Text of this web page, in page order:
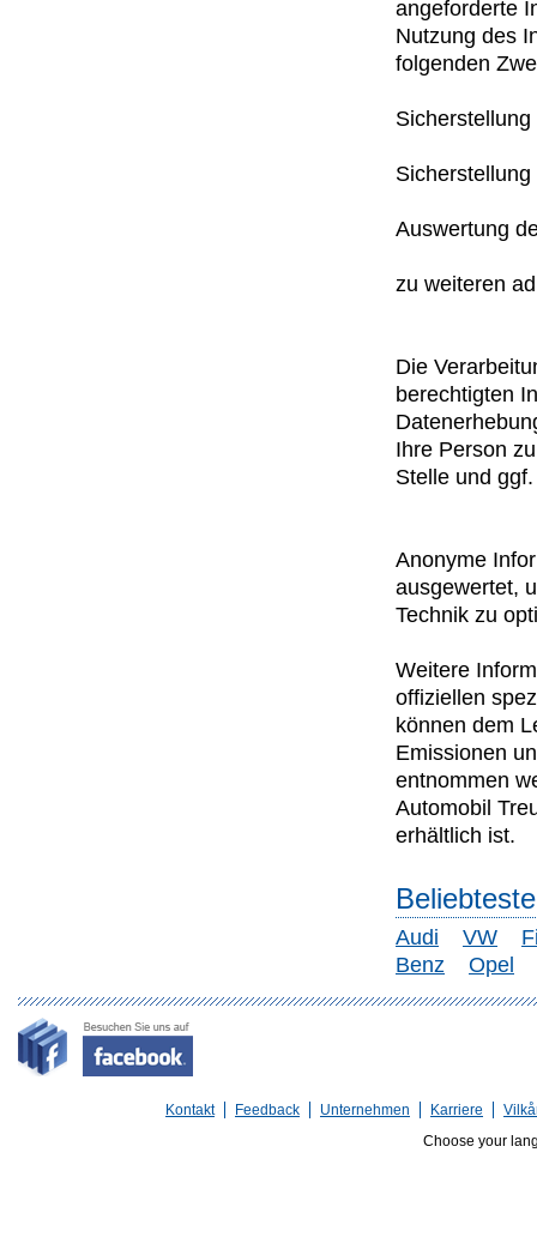
angeforderte
Nutzung des
folgenden
Auswertung
zu weiteren
Die
berechtigten
Ihre Person
Stelle und
Anonyme
ausgewertet,
Technik zu
Weitere
offiziellen
können dem
Emissionen
entnommen
Automobil
erhältlich ist.
Audi VW
Benz
Opel
Kontakt Feedback Unternehmen Karriere
Choose your